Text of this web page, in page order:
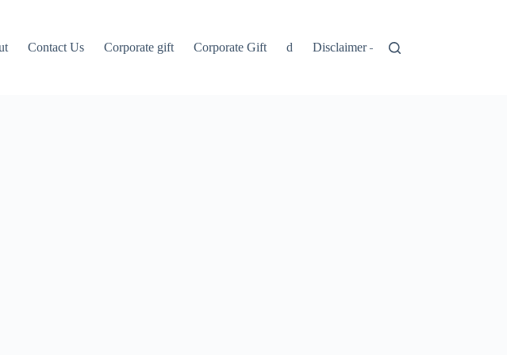
Contact Us Corporate gift Corporate Gift d Disclaimer – Penolakan